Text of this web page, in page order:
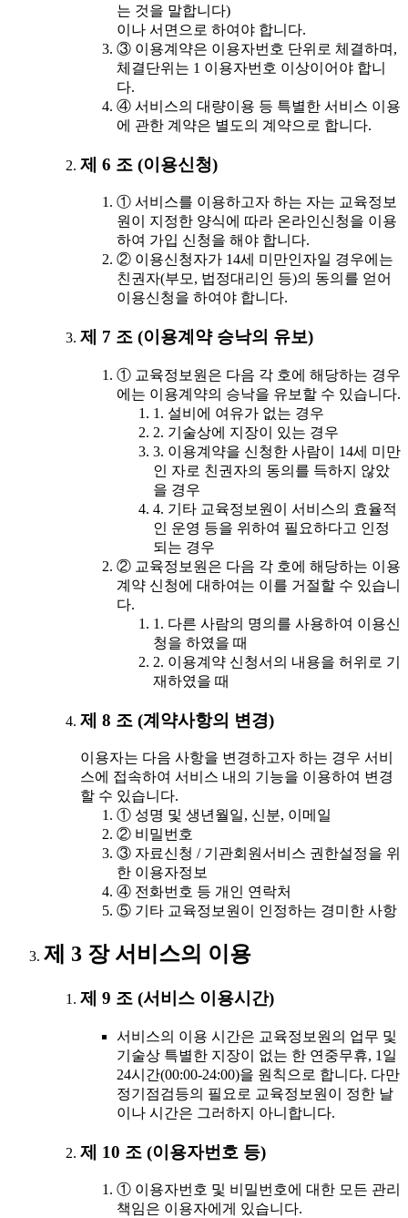
는 것을 말합니다)
이나 서면으로 하여야 합니다.
③ 이용계약은 이용자번호 단위로 체결하며,
체결단위는 1 이용자번호 이상이어야 합니
다.
④ 서비스의 대량이용 등 특별한 서비스 이용
에 관한 계약은 별도의 계약으로 합니다.
제 6 조 (이용신청)
① 서비스를 이용하고자 하는 자는 교육정보
원이 지정한 양식에 따라 온라인신청을 이용
하여 가입 신청을 해야 합니다.
② 이용신청자가 14세 미만인자일 경우에는
친권자(부모, 법정대리인 등)의 동의를 얻어
이용신청을 하여야 합니다.
제 7 조 (이용계약 승낙의 유보)
① 교육정보원은 다음 각 호에 해당하는 경우
에는 이용계약의 승낙을 유보할 수 있습니다.
1. 설비에 여유가 없는 경우
2. 기술상에 지장이 있는 경우
3. 이용계약을 신청한 사람이 14세 미만
인 자로 친권자의 동의를 득하지 않았
을 경우
4. 기타 교육정보원이 서비스의 효율적
인 운영 등을 위하여 필요하다고 인정
되는 경우
② 교육정보원은 다음 각 호에 해당하는 이용
계약 신청에 대하여는 이를 거절할 수 있습니
다.
1. 다른 사람의 명의를 사용하여 이용신
청을 하였을 때
2. 이용계약 신청서의 내용을 허위로 기
재하였을 때
제 8 조 (계약사항의 변경)
이용자는 다음 사항을 변경하고자 하는 경우 서비
스에 접속하여 서비스 내의 기능을 이용하여 변경
할 수 있습니다.
① 성명 및 생년월일, 신분, 이메일
② 비밀번호
③ 자료신청 / 기관회원서비스 권한설정을 위
한 이용자정보
④ 전화번호 등 개인 연락처
⑤ 기타 교육정보원이 인정하는 경미한 사항
제 3 장 서비스의 이용
제 9 조 (서비스 이용시간)
서비스의 이용 시간은 교육정보원의 업무 및
기술상 특별한 지장이 없는 한 연중무휴, 1일
24시간(00:00-24:00)을 원칙으로 합니다. 다만
정기점검등의 필요로 교육정보원이 정한 날
이나 시간은 그러하지 아니합니다.
제 10 조 (이용자번호 등)
① 이용자번호 및 비밀번호에 대한 모든 관리
책임은 이용자에게 있습니다.